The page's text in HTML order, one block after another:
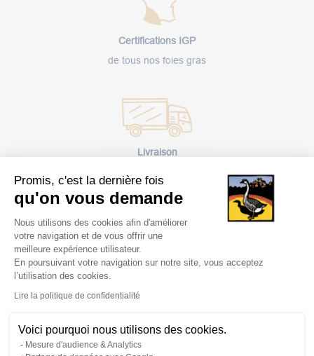
Promis, c'est la dernière fois
qu'on vous demande
Plateforme de Gestion du
Nous utilisons des cookies afin d'améliorer
votre navigation et de vous offrir une
meilleure expérience utilisateur.
En poursuivant votre navigation sur notre site, vous acceptez
l’utilisation des cookies.
Lire la politique de confidentialité
Voici pourquoi nous utilisons des cookies.
Mesure d'audience & Analytics
Axeptio consent
Certifications IGP
de tous nos foies gras
Livraison
Paiement